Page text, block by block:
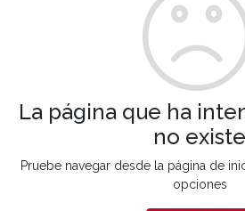
La página que ha
no existe
Pruebe navegar desde la página de
opciones